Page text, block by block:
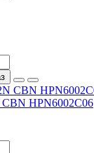
HPN6002C06